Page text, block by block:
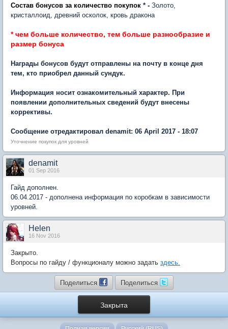
Состав бонусов за количество покупок * - Золото,
кристаллоид, древний осколок, кровь дракона
*чем больше количество, тем больше разнообразие и
размер бонуса
Награды бонусов будут отправлены на почту в конце дня
тем, кто приобрел данный сундук.
Информация носит ознакомительный характер. При
появлении дополнительных сведений будут внесены
коррективы.
Сообщение отредактировал denamit: 06 April 2017 - 18:07
Уточнение покупок для уровней
denamit
01 Sep 2016
Гайд дополнен.
06.04.2017 - дополнена информация по коробкам в зависимости
уровней.
Нelen
16 Nov 2016
Закрыто.
Вопросы по гайду / функционалу можно задать здесь.
Поделиться Поделиться
Закрыта